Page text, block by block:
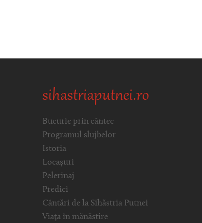
sihastriaputnei.ro
Bucurie prin cântec
Programul slujbelor
Istoria
Locașuri
Pelerinaj
Predici
Cântări de la Sihăstria Putnei
Viața în mănăstire